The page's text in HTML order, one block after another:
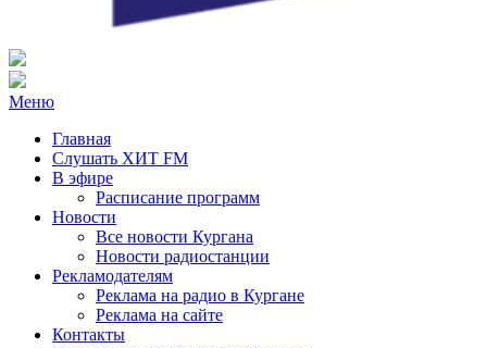
Радио ХИТ FM Курган
103.2 FM
Меню
Главная
Слушать ХИТ FM
В эфире
Расписание программ
Новости
Все новости Кургана
Новости радиостанции
Рекламодателям
Реклама на радио в Кургане
Реклама на сайте
Контакты